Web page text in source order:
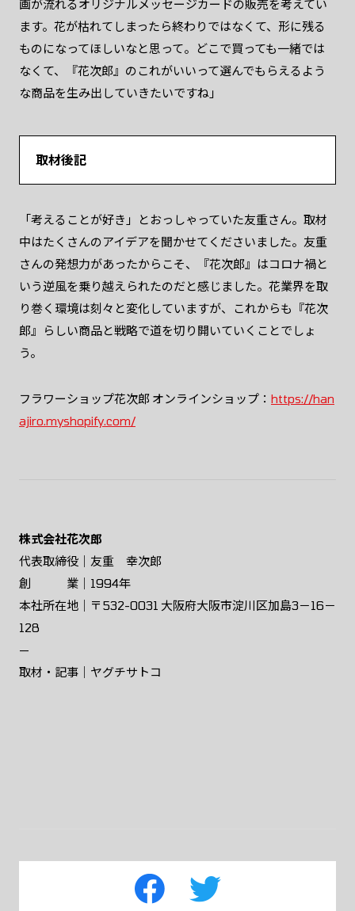
画が流れるオリジナルメッセージカードの販売を考えてい
ます。花が枯れてしまったら終わりではなくて、形に残る
ものになってほしいなと思って。どこで買っても一緒では
なくて、『花次郎』のこれがいいって選んでもらえるよう
な商品を生み出していきたいですね」
取材後記
「考えることが好き」とおっしゃっていた友重さん。取材
中はたくさんのアイデアを聞かせてくださいました。友重
さんの発想力があったからこそ、『花次郎』はコロナ禍と
いう逆風を乗り越えられたのだと感じました。花業界を取
り巻く環境は刻々と変化していますが、これからも『花次
郎』らしい商品と戦略で道を切り開いていくことでしょ
う。
フラワーショップ花次郎 オンラインショップ： https://han
ajiro.myshopify.com/
株式会社花次郎
代表取締役｜友重 幸次郎
創 業｜1994年
本社所在地｜〒532-0031 大阪府大阪市淀川区加島3－16－
128
—
取材・記事｜ヤグチサトコ